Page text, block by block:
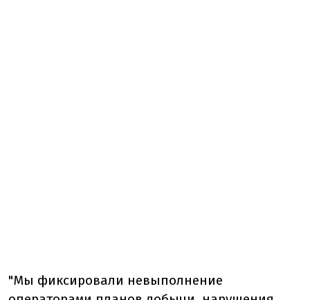
"Мы фиксировали невыполнение